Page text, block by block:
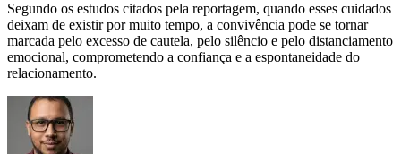
Segundo os estudos citados pela reportagem, quando esses cuidados
deixam de existir por muito tempo, a convivência pode se tornar
marcada pelo excesso de cautela, pelo silêncio e pelo distanciamento
emocional, comprometendo a confiança e a espontaneidade do
relacionamento.